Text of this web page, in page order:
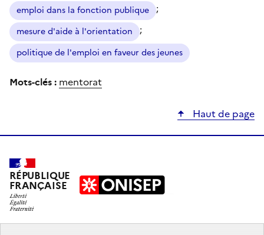
emploi dans la fonction publique ;
mesure d'aide à l'orientation ;
politique de l'emploi en faveur des jeunes
Mots-clés : mentorat
Haut de page
RÉPUBLIQUE
FRANÇAISE